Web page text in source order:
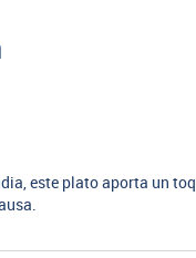
este plato aporta un